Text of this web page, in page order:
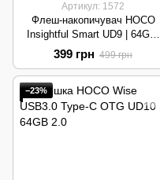
Артикул: 1572
Флеш-накопичувач HOCO
Insightful Smart UD9 | 64GB,
USB 2.0, Металевий корпус |
Silver
399 грн 499 грн
−23%